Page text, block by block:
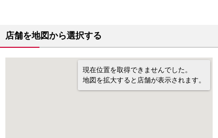
店舗を地図から選択する
現在位置を取得できませんでした。
地図を拡大すると店舗が表示されます。